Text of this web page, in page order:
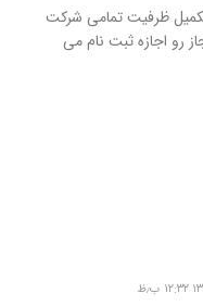
ظرفیت تمامی شرکت
رو اجازه ثبت نام می